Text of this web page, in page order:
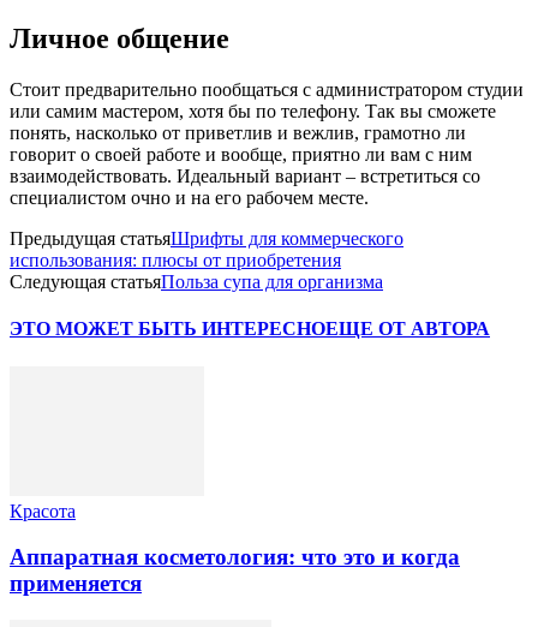
Личное общение
Стоит предварительно пообщаться с администратором студии
или самим мастером, хотя бы по телефону. Так вы сможете
понять, насколько от приветлив и вежлив, грамотно ли
говорит о своей работе и вообще, приятно ли вам с ним
взаимодействовать. Идеальный вариант – встретиться со
специалистом очно и на его рабочем месте.
Предыдущая статьяШрифты для коммерческого
использования: плюсы от приобретения
Следующая статьяПольза супа для организма
ЭТО МОЖЕТ БЫТЬ ИНТЕРЕСНОЕЩЕ ОТ АВТОРА
Красота
Аппаратная косметология: что это и когда
применяется